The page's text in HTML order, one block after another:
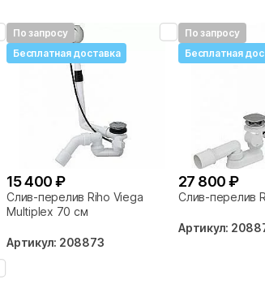
По запросу
Бесплатная доставка
15 400 ₽
Слив-перелив Riho Viega
Multiplex 70 см
Артикул: 208873
По запросу
Бесплатная
27 800 ₽
Слив-перелив
Артикул: